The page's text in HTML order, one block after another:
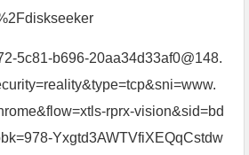
5c81-b696-20aa34d33af0@148.
rprx-vision&sid=bd
Yxgtd3AWTVfiXEQqCstdw